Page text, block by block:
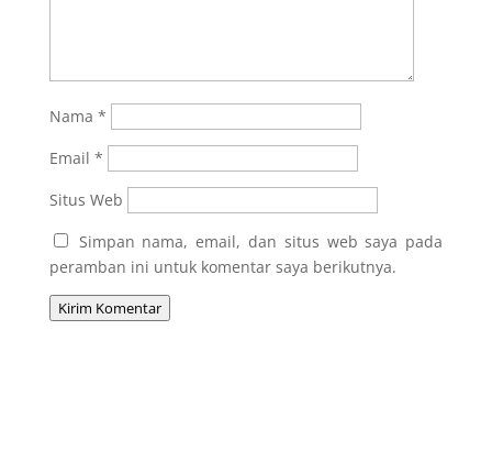
Nama *
Email *
Situs Web
Simpan nama, email, dan situs web saya pada
peramban ini untuk komentar saya berikutnya.
Kirim Komentar